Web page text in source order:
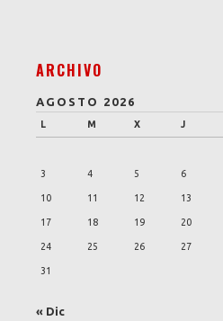
ARCHIVO
AGOSTO 2026
L M X J
3 4 5 6
10 11 12 13
17 18 19 20
24 25 26 27
31
« Dic